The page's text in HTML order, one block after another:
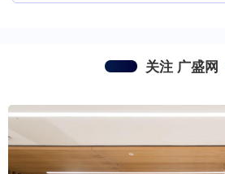
关注 广盛网